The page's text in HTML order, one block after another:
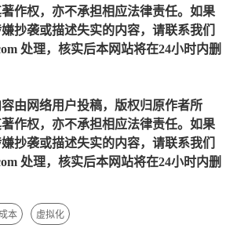
作权，亦不承担相应法律责任。如果
抄袭或描述失实的内容，请联系我们
处理，核实后本网站将在24小时内删
由网络用户投稿，版权归原作者所
作权，亦不承担相应法律责任。如果
抄袭或描述失实的内容，请联系我们
处理，核实后本网站将在24小时内删
本 虚拟化